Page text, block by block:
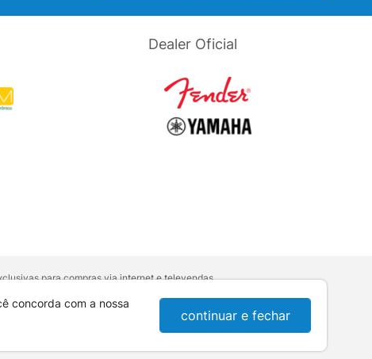
Dealer Oficial
para compras via internet e televendas.
Lei nº 8.078.
921 - Londrina / PR
concorda com a nossa
continuar e fechar